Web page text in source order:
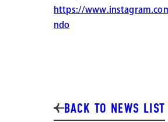
https://
ndo
BACK TO NEWS LIST